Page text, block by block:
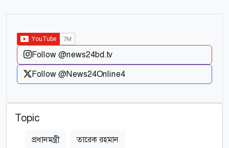
Follow @news24bd.tv
Follow @News24Online4
Topic
প্রধানমন্ত্রী তারেক রহমান